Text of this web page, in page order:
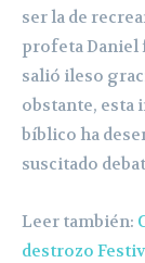
ser la de
profeta Daniel
salió ileso
obstante, esta
bíblico ha
suscitado
Leer también:
destrozo